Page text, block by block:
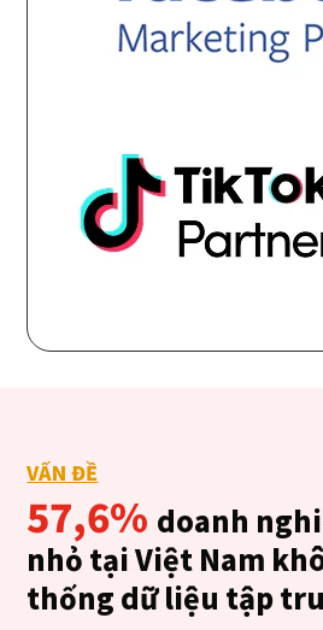
VẤN ĐỀ
57,6% doanh
nhỏ tại Việt Nam
thống dữ liệu tập